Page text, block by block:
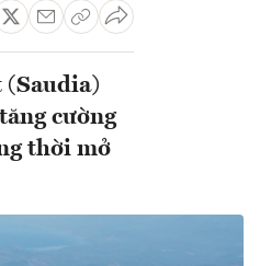
(Saudia)
cường
thời mở